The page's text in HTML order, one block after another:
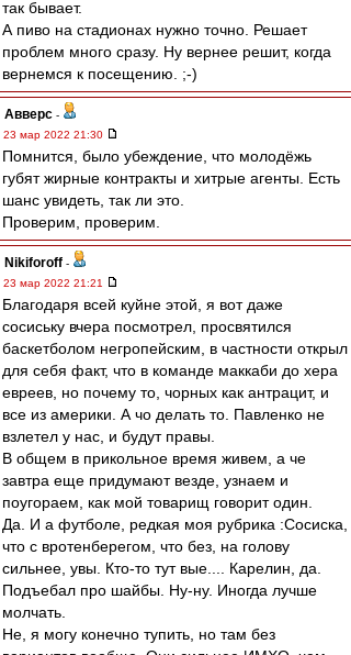
так бывает.
А пиво на стадионах нужно точно. Решает
проблем много сразу. Ну вернее решит, когда
вернемся к посещению. ;-)
Авверс -
23 мар 2022 21:30
Помнится, было убеждение, что молодёжь
губят жирные контракты и хитрые агенты. Есть
шанс увидеть, так ли это.
Проверим, проверим.
Nikiforoff -
23 мар 2022 21:21
Благодаря всей куйне этой, я вот даже
сосиську вчера посмотрел, просвятился
баскетболом негропейским, в частности открыл
для себя факт, что в команде маккаби до хера
евреев, но почему то, чорных как антрацит, и
все из америки. А чо делать то. Павленко не
взлетел у нас, и будут правы.
В общем в прикольное время живем, а че
завтра еще придумают везде, узнаем и
поугораем, как мой товарищ говорит один.
Да. И а футболе, редкая моя рубрика :Сосиска,
что с вротенберегом, что без, на голову
сильнее, увы. Кто-то тут вые.... Карелин, да.
Подъебал про шайбы. Ну-ну. Иногда лучше
молчать.
Не, я могу конечно тупить, но там без